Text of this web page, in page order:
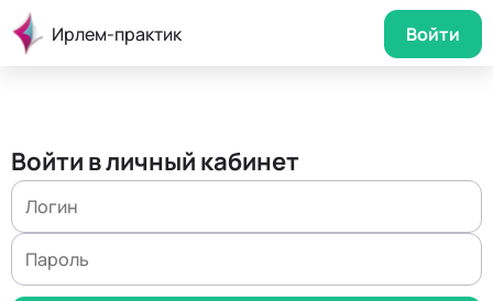
Ирлем-практик Войти
Войти в личный кабинет